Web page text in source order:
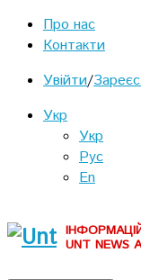
Про нас
Контакти
Увійти/
Укр
Укр
Рус
En
UNT NEWS